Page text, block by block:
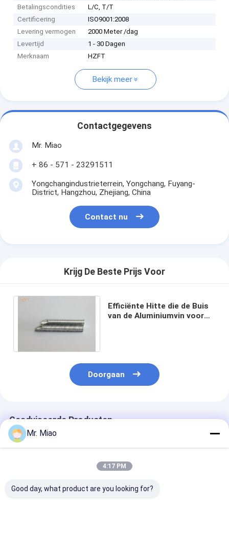
Betalingscondities
L/C, T/T
Certificering
ISO9001:2008
Levering vermogen
2000 Meter /dag
Levertijd
1 - 30 Dagen
Merknaam
HZFT
Bekijk meer
Contactgegevens
Mr. Miao
+ 86 - 571 - 23291511
Yongchangindustrieterrein, Yongchang, Fuyang-
District, Hangzhou, Zhejiang, China
Contact nu
Krijg De Beste Prijs Voor
Efficiënte Hitte die de Buis
van de Aluminiumvin voor
Doorgaan
Geadviseerde Producten
Mr. Miao
4:17 PM
Good day, what product are you looking for?